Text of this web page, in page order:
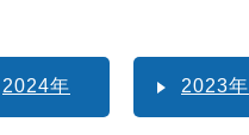
2024年 2023年